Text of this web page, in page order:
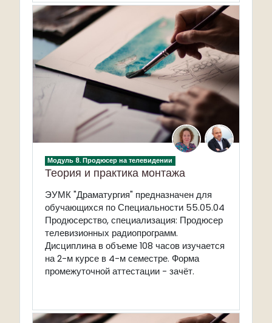
Модуль 8. Продюсер на телевидении
Теория и практика монтажа
ЭУМК "Драматургия" предназначен для
обучающихся по Специальности 55.05.04
Продюсерство, специализация: Продюсер
телевизионных радиопрограмм.
Дисциплина в объеме 108 часов изучается
на 2-м курсе в 4-м семестре. Форма
промежуточной аттестации - зачёт.